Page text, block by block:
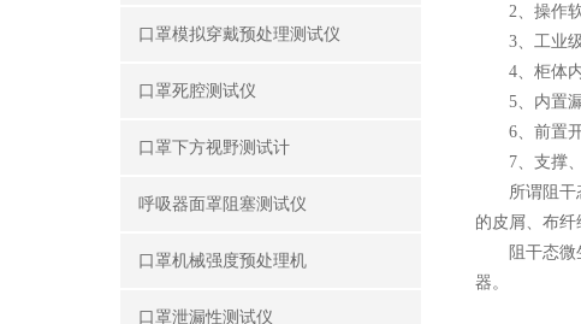
口罩模拟穿戴预处理测试仪
口罩死腔测试仪
口罩下方视野测试计
呼吸器面罩阻塞测试仪
口罩机械强度预处理机
口罩泄漏性测试仪
2、操作软
3、工业级
4、柜体内
5、内置漏
6、前置开
7、支撑、
所谓阻干态
的皮屑、布
阻干态微生
器。